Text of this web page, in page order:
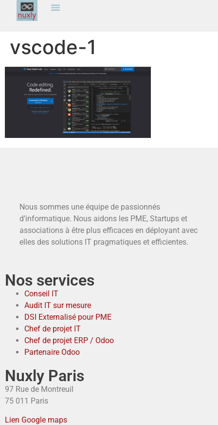
vscode-1
Nous sommes une équipe de passionnés
d’informatique. Nous aidons les PME, Startups et
associations à être plus efficaces en déployant avec
elles des solutions IT pragmatiques et efficientes.
Nos services
Conseil IT
Audit IT sur mesure
DSI Externalisé pour PME
Chef de projet IT
Chef de projet ERP / Odoo
Partenaire Odoo
Nuxly Paris
97 Rue de Montreuil
75 011 Paris
Lien Google maps